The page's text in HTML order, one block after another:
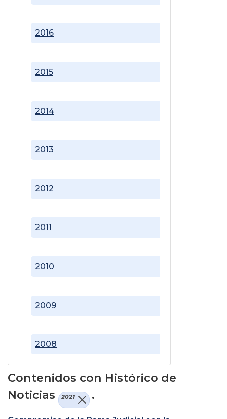
2008
2009
2010
2011
2012
2013
2014
2015
2016
Contenidos con Histórico de
Noticias
2021 .